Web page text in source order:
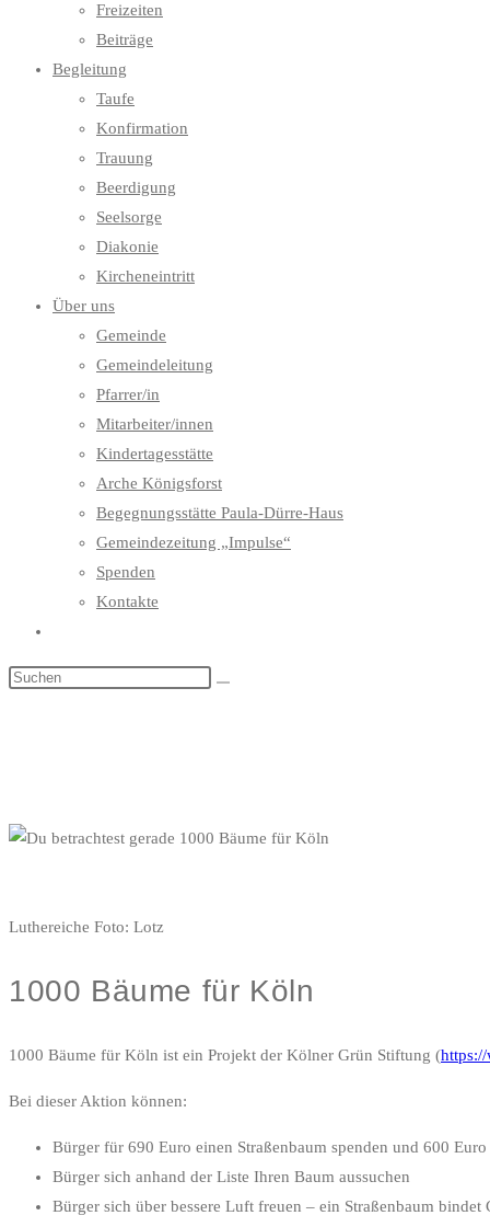
Freizeiten
Beiträge
Begleitung
Taufe
Konfirmation
Trauung
Beerdigung
Seelsorge
Diakonie
Kircheneintritt
Über uns
Gemeinde
Gemeindeleitung
Pfarrer/in
Mitarbeiter/innen
Kindertagesstätte
Arche Königsforst
Begegnungsstätte Paula-Dürre-Haus
Gemeindezeitung „Impulse“
Spenden
Kontakte
umschalten
Luthereiche Foto: Lotz
1000 Bäume für Köln
1000 Bäume für Köln ist ein Projekt der Kölner Grün Stiftung (
Bei dieser Aktion können:
Bürger für 690 Euro einen Straßenbaum spenden und 600
Bürger sich anhand der Liste Ihren Baum aussuchen
Bürger sich über bessere Luft freuen – ein Straßenbaum bindet